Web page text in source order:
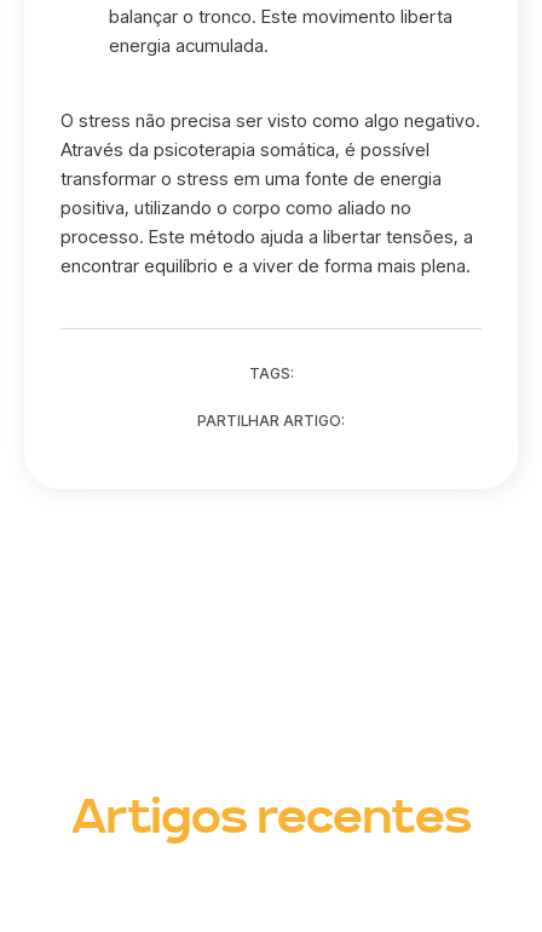
balançar o tronco. Este movimento liberta
energia acumulada.
O stress não precisa ser visto como algo negativo.
Através da psicoterapia somática, é possível
transformar o stress em uma fonte de energia
positiva, utilizando o corpo como aliado no
processo. Este método ajuda a libertar tensões, a
encontrar equilíbrio e a viver de forma mais plena.
TAGS:
PARTILHAR ARTIGO:
Artigos recentes